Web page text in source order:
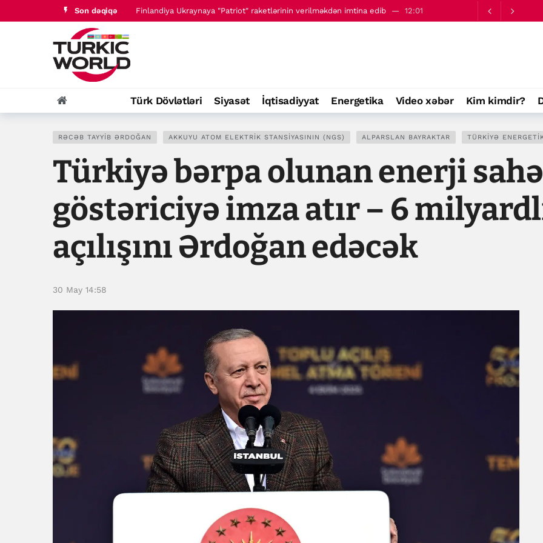
Son dəqiqə Pakistan müsəlman ölkələrini İsrailə qarşı birləşməyə çağırıb 14:10
Türk Dövlətləri Siyasət İqtisadiyyat Energetika Video xəbər Kim kimdir?
RƏCƏB TAYYIB ƏRDOĞAN AKKUYU ATOM ELEKTRIK STANSIYASININ (NGS) ALPARSLAN BAYRAKTAR TÜRKIYƏ
Türkiyə bərpa olunan enerji
göstəriciyə imza atır – 6
açılışını Ərdoğan edəcək
30 May 14:58